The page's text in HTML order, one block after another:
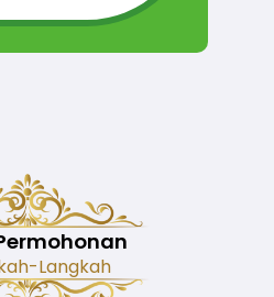
Langkah